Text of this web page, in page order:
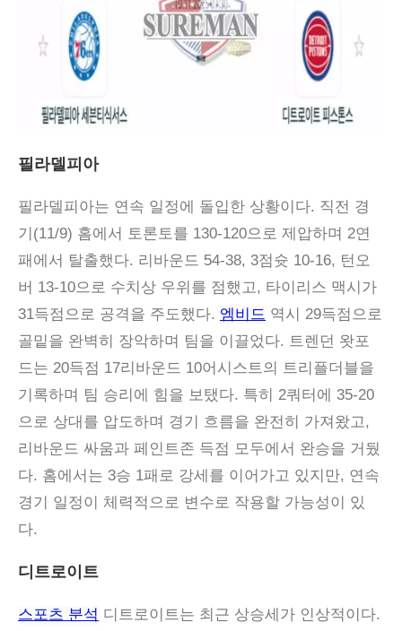
필라델피아
필라델피아는 연속 일정에 돌입한 상황이다. 직전 경
기(11/9) 홈에서 토론토를 130-120으로 제압하며 2연
패에서 탈출했다. 리바운드 54-38, 3점슛 10-16, 턴오
버 13-10으로 수치상 우위를 점했고, 타이리스 맥시가
31득점으로 공격을 주도했다. 엠비드 역시 29득점으로
골밑을 완벽히 장악하며 팀을 이끌었다. 트렌던 왓포
드는 20득점 17리바운드 10어시스트의 트리플더블을
기록하며 팀 승리에 힘을 보탰다. 특히 2쿼터에 35-20
으로 상대를 압도하며 경기 흐름을 완전히 가져왔고,
리바운드 싸움과 페인트존 득점 모두에서 완승을 거뒀
다. 홈에서는 3승 1패로 강세를 이어가고 있지만, 연속
경기 일정이 체력적으로 변수로 작용할 가능성이 있
다.
디트로이트
스포츠 분석 디트로이트는 최근 상승세가 인상적이다.